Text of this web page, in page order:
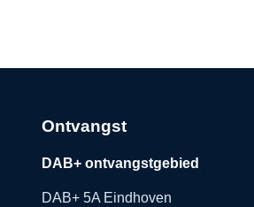
Ontvangst
DAB+ ontvangstgebied
DAB+ 5A Eindhoven